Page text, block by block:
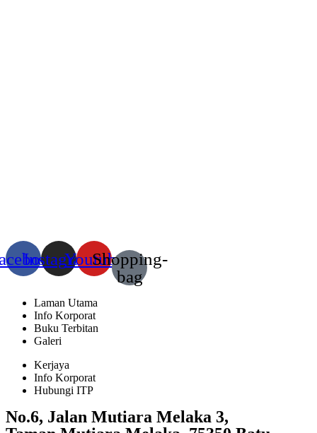
InstagramYoutube
Shopping-
bag
Laman Utama
Info Korporat
Buku Terbitan
Galeri
Kerjaya
Info Korporat
Hubungi ITP
No.6, Jalan Mutiara Melaka 3,